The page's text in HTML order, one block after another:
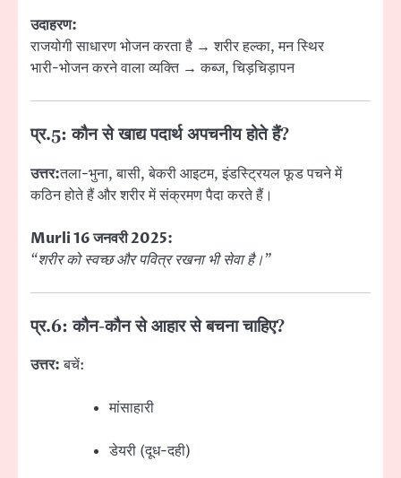
उदाहरण:
राजयोगी साधारण भोजन करता है → शरीर हल्का, मन स्थिर
भारी-भोजन करने वाला व्यक्ति → कब्ज, चिड़चिड़ापन
प्र.5: कौन से खाद्य पदार्थ अपचनीय होते हैं?
उत्तर:तला-भुना, बासी, बेकरी आइटम, इंडस्ट्रियल फूड पचने में
कठिन होते हैं और शरीर में संक्रमण पैदा करते हैं।
Murli 16 जनवरी 2025:
“शरीर को स्वच्छ और पवित्र रखना भी सेवा है।”
प्र.6: कौन-कौन से आहार से बचना चाहिए?
उत्तर:बचें:
मांसाहारी
डेयरी (दूध-दही)